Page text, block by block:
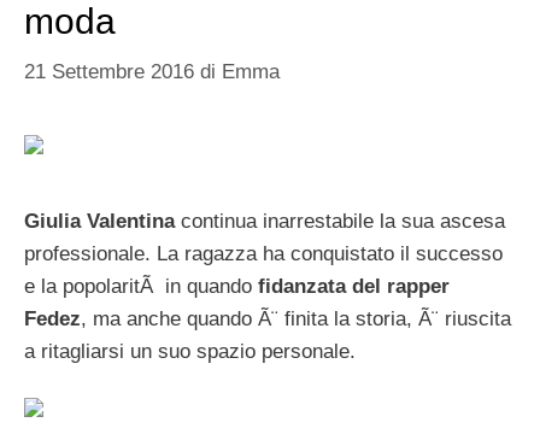
moda
21 Settembre 2016 di Emma
Giulia Valentinacontinua inarrestabile la sua ascesa
professionale. La ragazza ha conquistato il successo
e la popolaritÃ in quando fidanzata del rapper
Fedez, ma anche quando Ã¨ finita la storia, Ã¨ riuscita
a ritagliarsi un suo spazio personale.